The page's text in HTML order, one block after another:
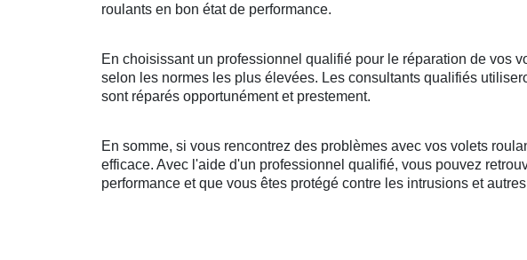
roulants en bon état de performance.
En choisissant un professionnel qualifié pour le réparation de vos
selon les normes les plus élevées. Les consultants qualifiés
sont réparés opportunément et prestement.
En somme, si vous rencontrez des problèmes avec vos volets
efficace. Avec l'aide d'un professionnel qualifié, vous pouvez
performance et que vous êtes protégé contre les intrusions et